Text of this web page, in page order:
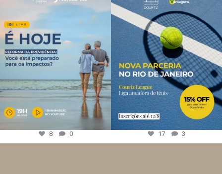
8 0 17 3